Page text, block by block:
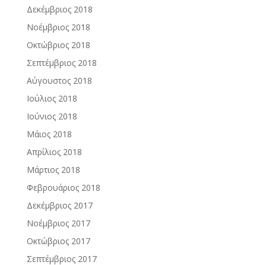
Δεκέμβριος 2018
Νοέμβριος 2018
Οκτώβριος 2018
Σεπτέμβριος 2018
Αύγουστος 2018
Ιούλιος 2018
Ιούνιος 2018
Μάιος 2018
Απρίλιος 2018
Μάρτιος 2018
Φεβρουάριος 2018
Δεκέμβριος 2017
Νοέμβριος 2017
Οκτώβριος 2017
Σεπτέμβριος 2017